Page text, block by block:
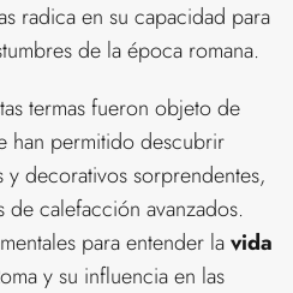
radica en su capacidad para
de la época romana.
termas fueron objeto de
han permitido descubrir
decorativos sorprendentes,
de calefacción avanzados.
para entender lavida
y su influencia en las